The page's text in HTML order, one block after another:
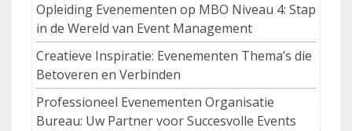
Opleiding Evenementen op MBO Niveau 4: Stap
in de Wereld van Event Management
Creatieve Inspiratie: Evenementen Thema’s die
Betoveren en Verbinden
Professioneel Evenementen Organisatie
Bureau: Uw Partner voor Succesvolle Events